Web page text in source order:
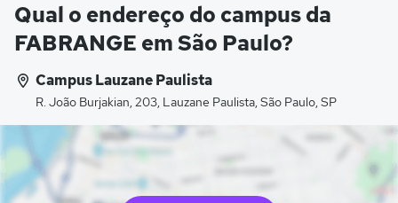
Qual o endereço do campus da
FABRANGE em São Paulo?
Campus Lauzane Paulista
R. João Burjakian, 203, Lauzane Paulista, São Paulo, SP